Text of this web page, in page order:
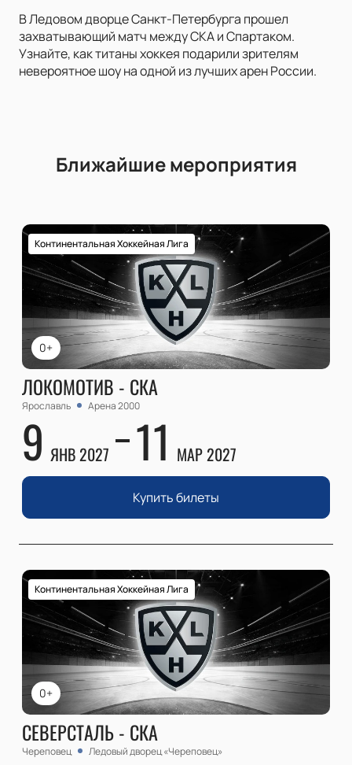
В Ледовом дворце Санкт-Петербурга прошел
захватывающий матч между СКА и Спартаком.
Узнайте, как титаны хоккея подарили зрителям
невероятное шоу на одной из лучших арен России.
Ближайшие мероприятия
0+
Континентальная Хоккейная Лига
ЛОКОМОТИВ - СКА
Ярославль Арена 2000
9 ЯНВ 2027 11 МАР 2027
Купить билеты
0+
Континентальная Хоккейная Лига
СЕВЕРСТАЛЬ - СКА
Череповец Ледовый дворец «Череповец»